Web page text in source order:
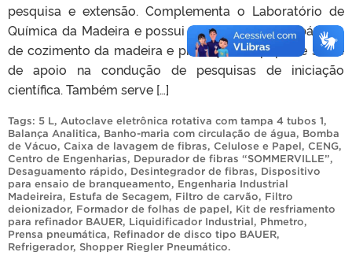
pesquisa e extensão. Complementa o Laboratório de
Química da Madeira e possui os equipamentos básicos
de cozimento da madeira e produção de papel, e serve
de apoio na condução de pesquisas de iniciação
científica. Também serve […]
Tags: 5 L, Autoclave eletrônica rotativa com tampa 4 tubos 1,
Balança Analitica, Banho-maria com circulação de água, Bomba
de Vácuo, Caixa de lavagem de fibras, Celulose e Papel, CENG,
Centro de Engenharias, Depurador de fibras “SOMMERVILLE”,
Desaguamento rápido, Desintegrador de fibras, Dispositivo
para ensaio de branqueamento, Engenharia Industrial
Madeireira, Estufa de Secagem, Filtro de carvão, Filtro
deionizador, Formador de folhas de papel, Kit de resfriamento
para refinador BAUER, Liquidificador Industrial, Phmetro,
Prensa pneumática, Refinador de disco tipo BAUER,
Refrigerador, Shopper Riegler Pneumático.